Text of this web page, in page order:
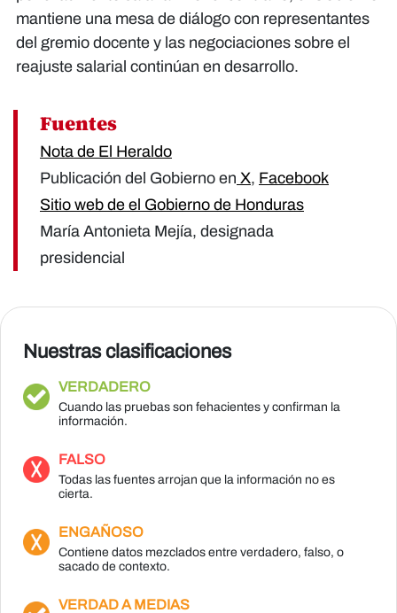
mantiene una mesa de diálogo con representantes
del gremio docente y las negociaciones sobre el
reajuste salarial continúan en desarrollo.
Fuentes
Nota de El Heraldo
Publicación del Gobierno en X, Facebook
Sitio web de el Gobierno de Honduras
María Antonieta Mejía, designada
presidencial
Nuestras clasificaciones
VERDADERO
Cuando las pruebas son fehacientes y confirman la
información.
FALSO
Todas las fuentes arrojan que la información no es
cierta.
ENGAÑOSO
Contiene datos mezclados entre verdadero, falso, o
sacado de contexto.
VERDAD A MEDIAS